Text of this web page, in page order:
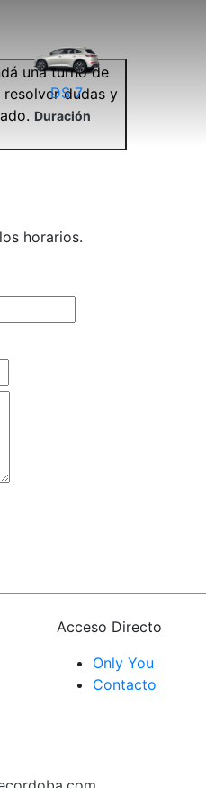
DS 7
una turno de
dudas y
Duración
horarios.
Acceso Directo
Only You
Contacto